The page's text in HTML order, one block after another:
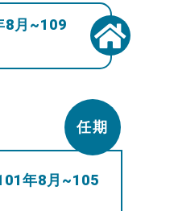
8月~109
任期
年8月~105